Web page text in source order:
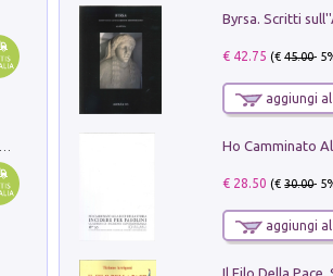
€ 42.75 (€45.00-
aggiungi
€ 28.50 (€30.00-
aggiungi